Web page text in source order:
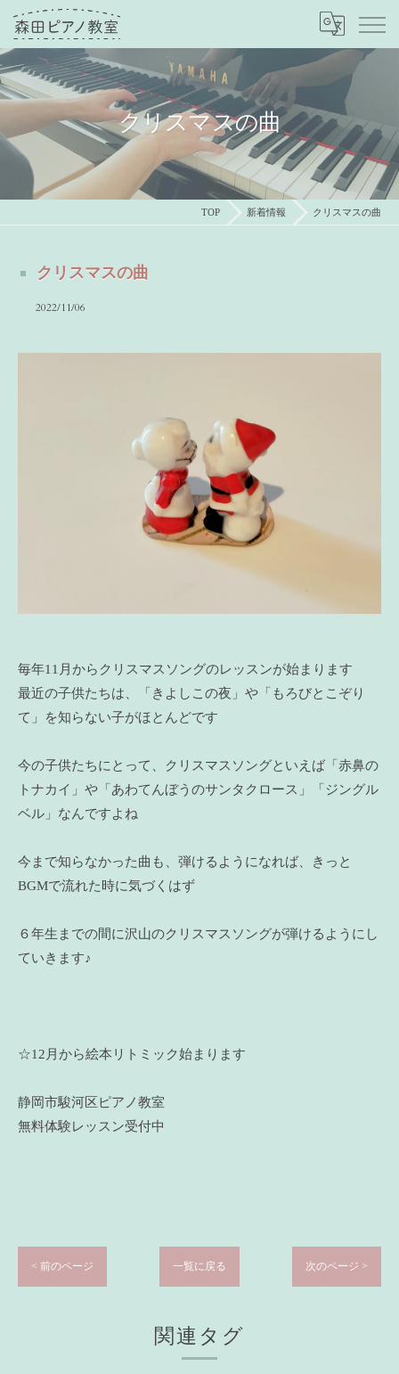
クリスマスの曲
TOP 新着情報 クリスマスの曲
クリスマスの曲
2022/11/06
毎年11月からクリスマスソングのレッスンが始まります
最近の子供たちは、「きよしこの夜」や「もろびとこぞり
て」を知らない子がほとんどです
今の子供たちにとって、クリスマスソングといえば「赤鼻の
トナカイ」や「あわてんぼうのサンタクロース」「ジングル
ベル」なんですよね
今まで知らなかった曲も、弾けるようになれば、きっと
BGMで流れた時に気づくはず
６年生までの間に沢山のクリスマスソングが弾けるようにし
ていきます♪
☆12月から絵本リトミック始まります
静岡市駿河区ピアノ教室
無料体験レッスン受付中
< 前のページ 一覧に戻る 次のページ >
関連タグ